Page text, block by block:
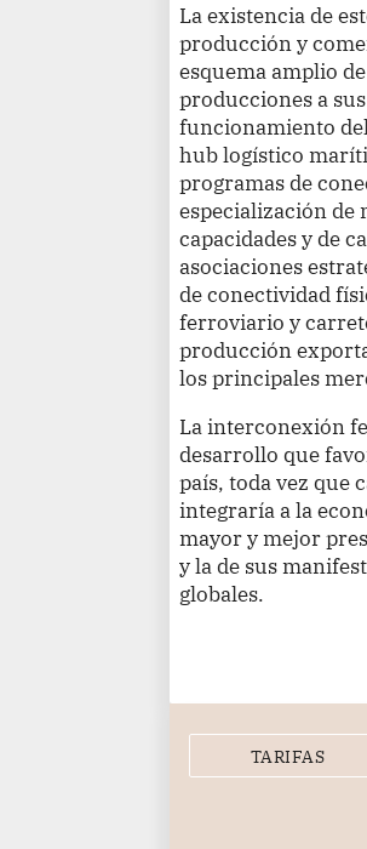
La existencia de
producción y
esquema amplio
producciones a
funcionamiento
hub logístico
programas de
especialización de
capacidades y de
asociaciones
de conectividad
ferroviario y
producción
los principales
La interconexión
desarrollo que
país, toda vez que
integraría a la
mayor y mejor
y la de sus
globales.
TARIFAS